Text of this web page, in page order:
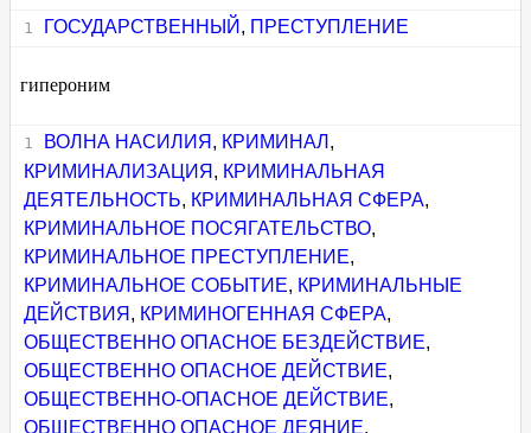
ГОСУДАРСТВЕННЫЙ , ПРЕСТУПЛЕНИЕ
гипероним
ВОЛНА НАСИЛИЯ , КРИМИНАЛ ,
КРИМИНАЛИЗАЦИЯ , КРИМИНАЛЬНАЯ
ДЕЯТЕЛЬНОСТЬ, КРИМИНАЛЬНАЯ СФЕРА,
КРИМИНАЛЬНОЕ ПОСЯГАТЕЛЬСТВО,
КРИМИНАЛЬНОЕ ПРЕСТУПЛЕНИЕ,
КРИМИНАЛЬНОЕ СОБЫТИЕ, КРИМИНАЛЬНЫЕ
ДЕЙСТВИЯ , КРИМИНОГЕННАЯ СФЕРА,
ОБЩЕСТВЕННО ОПАСНОЕ БЕЗДЕЙСТВИЕ,
ОБЩЕСТВЕННО ОПАСНОЕ ДЕЙСТВИЕ,
ОБЩЕСТВЕННО-ОПАСНОЕ ДЕЙСТВИЕ,
ОБЩЕСТВЕННО ОПАСНОЕ ДЕЯНИЕ,